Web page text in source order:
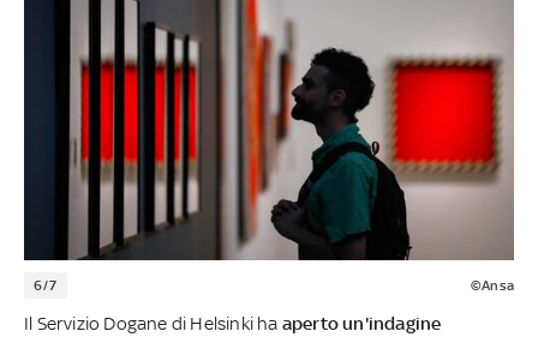
6/7 ©Ansa
Il Servizio Dogane di Helsinki ha aperto un'indagine